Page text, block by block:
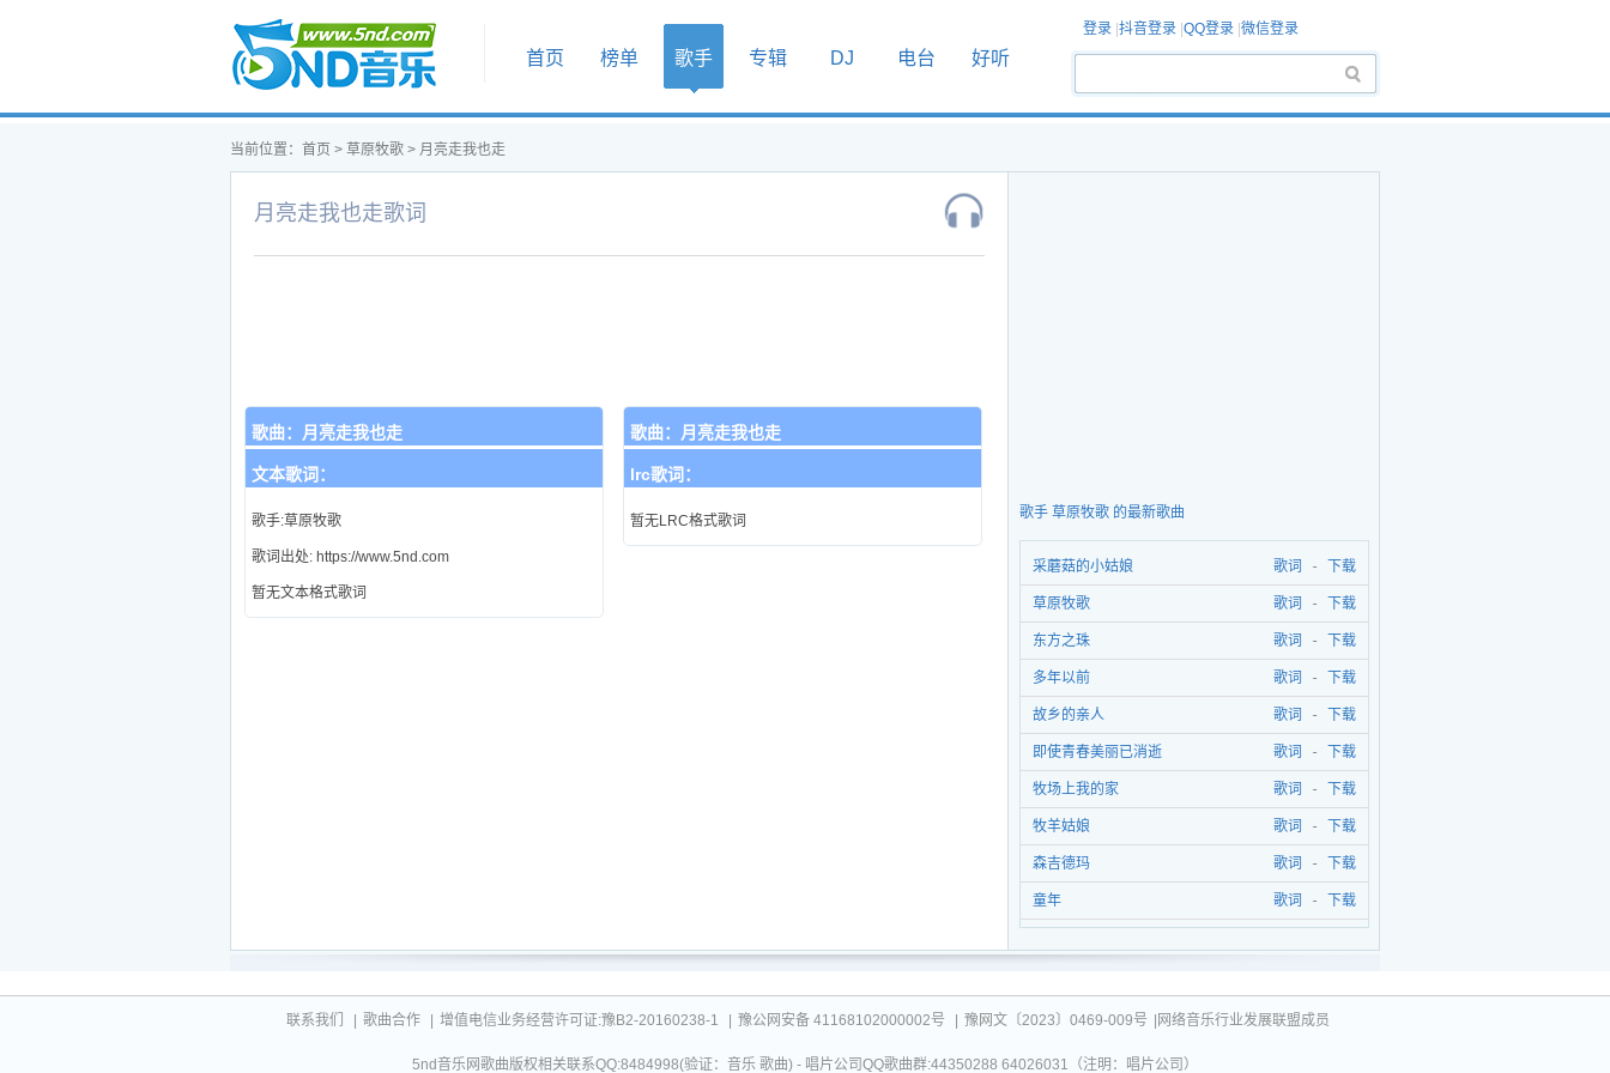
首页
首页 榜单 歌手 专辑 DJ 电台 好听
登录 抖音登录 QQ登录 微信登录
当前位置： 首页 > 草原牧歌 > 月亮走我也走
月亮走我也走歌词
歌曲： 月亮走我也走
文本歌词：
歌手:草原牧歌
歌词出处: https://www.5nd.com
暂无文本格式歌词
歌曲： 月亮走我也走
lrc歌词：
暂无LRC格式歌词 歌手 草原牧歌 的最新歌曲
采蘑菇的小姑娘 歌词 - 下载
草原牧歌 歌词 - 下载
东方之珠 歌词 - 下载
多年以前 歌词 - 下载
故乡的亲人 歌词 - 下载
即使青春美丽已消逝 歌词 - 下载
牧场上我的家 歌词 - 下载
牧羊姑娘 歌词 - 下载
森吉德玛 歌词 - 下载
童年 歌词 - 下载
联系我们 歌曲合作 增值电信业务经营许可证:豫B2-20160238-1 豫公网安备 41168102000002号 豫网文〔2023〕0469-009号 |网络音乐行业发展联盟成员
5nd音乐网歌曲版权相关联系QQ:8484998(验证：音乐 歌曲) - 唱片公司QQ歌曲群:44350288 64026031（注明：唱片公司）